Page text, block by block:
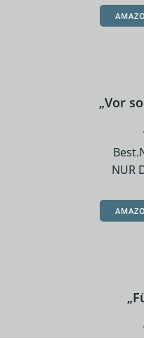
„Vor
NUR